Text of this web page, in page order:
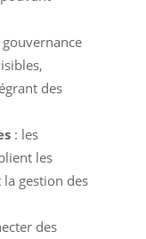
des
: les
les
gestion des
des